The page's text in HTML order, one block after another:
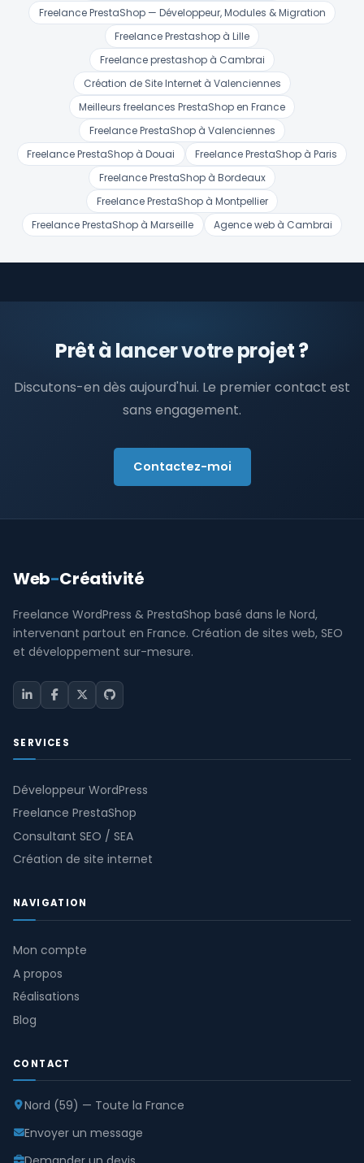
Freelance PrestaShop — Développeur, Modules & Migration
Freelance Prestashop à Lille
Freelance prestashop à Cambrai
Création de Site Internet à Valenciennes
Meilleurs freelances PrestaShop en France
Freelance PrestaShop à Valenciennes
Freelance PrestaShop à Douai
Freelance PrestaShop à Paris
Freelance PrestaShop à Bordeaux
Freelance PrestaShop à Montpellier
Freelance PrestaShop à Marseille
Agence web à Cambrai
Prêt à lancer votre projet ?
Discutons-en dès aujourd'hui. Le premier contact est
sans engagement.
Contactez-moi
Web-Créativité
Freelance WordPress & PrestaShop basé dans le Nord,
intervenant partout en France. Création de sites web, SEO
et développement sur-mesure.
SERVICES
Développeur WordPress
Freelance PrestaShop
Consultant SEO / SEA
Création de site internet
NAVIGATION
Mon compte
A propos
Réalisations
Blog
CONTACT
Nord (59) — Toute la France
Envoyer un message